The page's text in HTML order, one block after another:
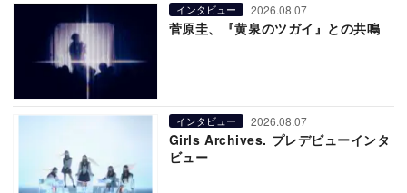
インタビュー 2026.08.07
菅原圭、『黄泉のツガイ』との共鳴
インタビュー 2026.08.07
Girls Archives. プレデビューインタ
ビュー